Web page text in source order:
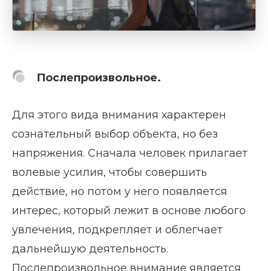
Послепроизвольное.
Для этого вида внимания характерен
сознательный выбор объекта, но без
напряжения. Сначала человек прилагает
волевые усилия, чтобы совершить
действие, но потом у него появляется
интерес, который лежит в основе любого
увлечения, подкрепляет и облегчает
дальнейшую деятельность.
Послепроизвольное внимание является